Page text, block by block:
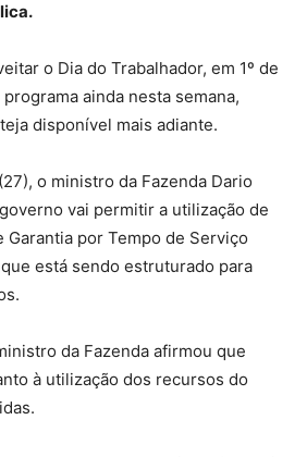
o Dia do Trabalhador, em 1º de
ainda nesta semana,
disponível mais adiante.
o ministro da Fazenda Dario
vai permitir a utilização de
Garantia por Tempo de Serviço
está sendo estruturado para
da Fazenda afirmou que
à utilização dos recursos do